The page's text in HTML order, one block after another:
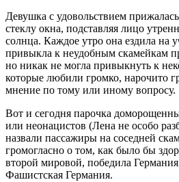
Девушка с удовольствием
стеклу окна, подставляя лицо
солнца. Каждое утро она ездила на
привыкла к неудобным скамейкам
но никак не могла привыкнуть к
которые любили громко, нарочито
мнение по тому или иному вопросу.
Вот и сегодня парочка
или неонацистов (Лена не особо
назвали пассажиры на соседней
громогласно о том, как было бы
второй мировой, победила
Фашистская Германия.